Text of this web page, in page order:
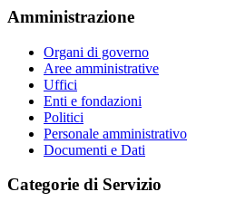
Amministrazione
Organi di governo
Aree amministrative
Uffici
Enti e fondazioni
Politici
Personale amministrativo
Documenti e Dati
Categorie di Servizio